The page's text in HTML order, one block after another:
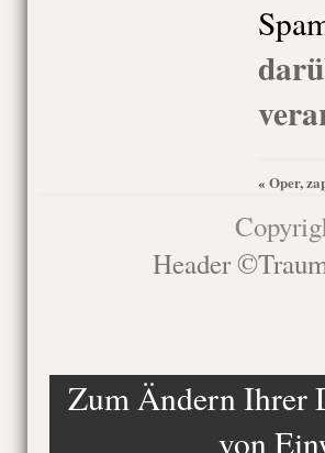
« Oper,
Header
Zum Ändern Ihrer
von